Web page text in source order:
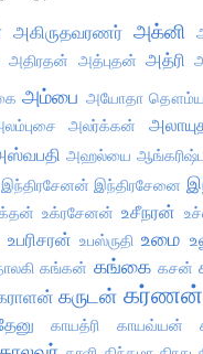
அகிருதவரணர் அக்னி
அதிரதன் அத்புதன் அத்ரி
அம்பை அயோதா
அலர்க்கன்
அஹல்யை
இந்திரசேனன் இந்திரசேனை
உக்ரசேனன் உசீநரன்
உபரிசரன் உபஸ்ருதி உமை
கங்கன் கங்கை கசன்
கருடன் கர்ணன்
காயத்ரி காயவ்யன்